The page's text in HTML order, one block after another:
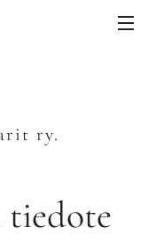
ry.
tiedote